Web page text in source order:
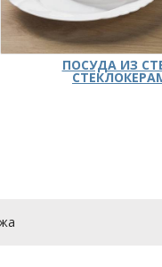
ПОСУДА ИЗ